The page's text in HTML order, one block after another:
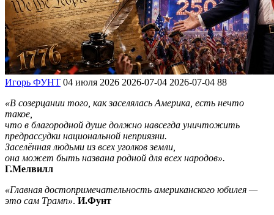
Игорь ФУНТ 04 июля 2026 2026-07-04 2026-07-04 88
«В созерцании того, как заселялась Америка, есть нечто
такое,
что в благородной душе должно навсегда уничтожить
предрассудки национальной неприязни.
Заселённая людьми из всех уголков земли,
она может быть названа родной для всех народов».
Г.Мелвилл
«Главная достопримечательность американского юбилея —
это сам Трамп». И.Фунт